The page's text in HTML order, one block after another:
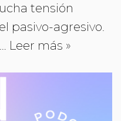
tensión
pasivo-agresivo.
Leer más »